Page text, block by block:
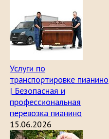
Услуги по
транспортировке пианино
| Безопасная и
профессиональная
перевозка пианино
15.06.2026